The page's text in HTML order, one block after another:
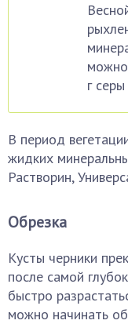
г
В период
жидких
Растворин,
Обрезка
Кусты черники
после самой
быстро
можно начинать